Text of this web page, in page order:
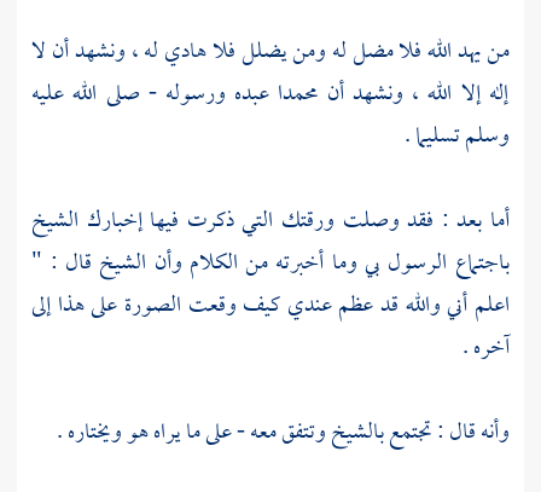
من يهد الله فلا مضل له ومن يضلل فلا هادي له ، ونشهد أن لا
إله إلا الله ، ونشهد أن محمداعبده ورسوله - صلى الله عليه
وسلم تسليما .
أما بعد : فقد وصلت ورقتك التي ذكرت فيها إخبارك الشيخ
باجتماع الرسول بي وما أخبرته من الكلام وأن الشيخ قال : "
اعلم أني والله قد عظم عندي كيف وقعت الصورة على هذا إلى
آخره .
وأنه قال : تجتمع بالشيخ وتتفق معه - على ما يراه هو ويختاره .